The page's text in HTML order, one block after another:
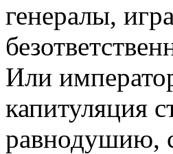
генералы,
Или
капитуляция
равнодушию,